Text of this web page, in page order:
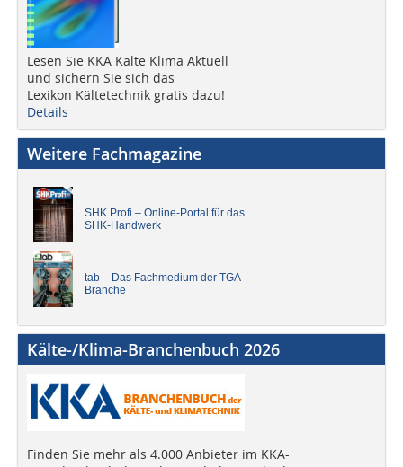
Lesen Sie KKA Kälte Klima Aktuell
und sichern Sie sich das
Lexikon Kältetechnik gratis dazu!
Details
Weitere Fachmagazine
SHK Profi – Online-Portal für das
SHK-Handwerk
tab – Das Fachmedium der TGA-
Branche
Kälte-/Klima-Branchenbuch 2026
Finden Sie mehr als 4.000 Anbieter im KKA-